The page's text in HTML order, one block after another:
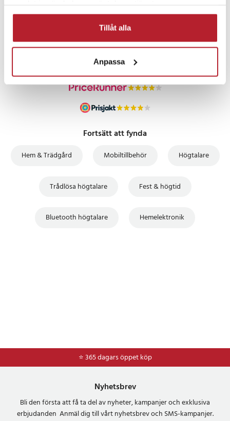
Tillåt alla
Anpassa
PRISGARANTI
UTFÖRSÄLJNING
Fortsätt att fynda
Hem & Trädgård Mobiltillbehör Högtalare
Trådlösa högtalare Fest & högtid
Bluetooth högtalare Hemelektronik
⭐ 365 dagars öppet köp
⭐Frakt 49kr *
Nyhetsbrev
Bli den första att få ta del av nyheter, kampanjer och exklusiva
erbjudanden Anmäl dig till vårt nyhetsbrev och SMS-kampanjer.